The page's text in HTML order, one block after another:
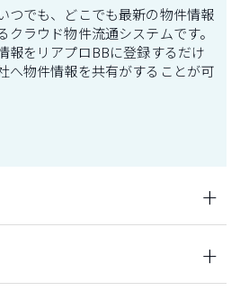
つでも、どこでも最新の物件情報
ラウド物件流通システムです。
報をリアプロBBに登録するだけ
へ物件情報を共有がすることが可